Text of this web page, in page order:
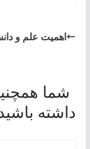
اهمیت علم و
شما
داشته